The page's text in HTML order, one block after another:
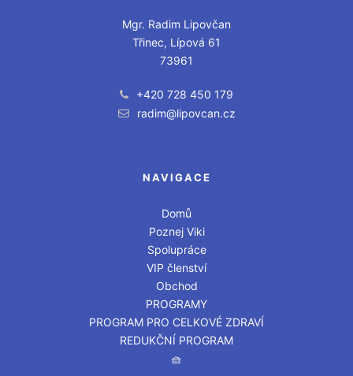
Mgr. Radim Lipovčan
Třinec, Lípová 61
73961
+420 728 450 179
radim@lipovcan.cz
NAVIGACE
Domů
Poznej Viki
Spolupráce
VIP členství
Obchod
PROGRAMY
PROGRAM PRO CELKOVÉ ZDRAVÍ
REDUKČNÍ PROGRAM
🧺